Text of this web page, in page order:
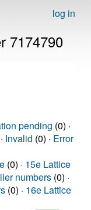
log in
7174790
pending (0) ·
Invalid (0) · Error
(0) · 15e Lattice
numbers (0) ·
(0) · 16e Lattice